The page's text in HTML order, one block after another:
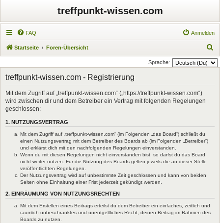
treffpunkt-wissen.com
FAQ Anmelden
Startseite Foren-Übersicht
u
Sprache:
treffpunkt-wissen.com - Registrierung
Mit dem Zugriff auf „treffpunkt-wissen.com“ („https://treffpunkt-wissen.com“)
wird zwischen dir und dem Betreiber ein Vertrag mit folgenden Regelungen
geschlossen:
1. NUTZUNGSVERTRAG
Mit dem Zugriff auf „treffpunkt-wissen.com“ (im Folgenden „das Board“) schließt du
einen Nutzungsvertrag mit dem Betreiber des Boards ab (im Folgenden „Betreiber“)
und erklärst dich mit den nachfolgenden Regelungen einverstanden.
Wenn du mit diesen Regelungen nicht einverstanden bist, so darfst du das Board
nicht weiter nutzen. Für die Nutzung des Boards gelten jeweils die an dieser Stelle
veröffentlichten Regelungen.
Der Nutzungsvertrag wird auf unbestimmte Zeit geschlossen und kann von beiden
Seiten ohne Einhaltung einer Frist jederzeit gekündigt werden.
2. EINRÄUMUNG VON NUTZUNGSRECHTEN
Mit dem Erstellen eines Beitrags erteilst du dem Betreiber ein einfaches, zeitlich und
räumlich unbeschränktes und unentgeltliches Recht, deinen Beitrag im Rahmen des
Boards zu nutzen.